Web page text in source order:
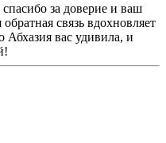
за доверие и ваш
связь вдохновляет
Абхазия вас удивила, и